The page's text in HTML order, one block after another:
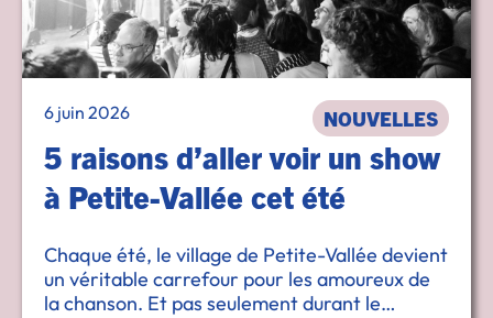
6 juin 2026 NOUVELLES
5 raisons d’aller voir un show
à Petite-Vallée cet été
Chaque été, le village de Petite-Vallée devient
un véritable carrefour pour les amoureux de
la chanson. Et pas seulement durant le